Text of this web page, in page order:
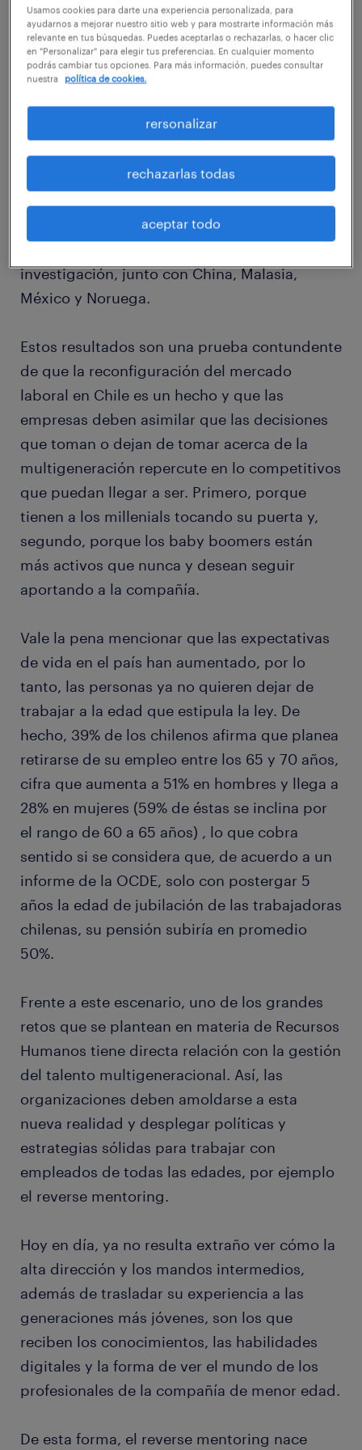
ranking internacional en esta materia,
compartiendo el cetro con naciones como
Holanda, Luxemburgo y Nueva Zelanda.
En línea con lo anterior, un 93% de los
encuestados dice que prefiere trabajar en un
departamento que tenga diversidad en
cuanto a rangos etarios y, aún más, 91% cree
beneficiosa para su compañía, la cifra más
investigación, junto con China, Malasia,
México y Noruega.
Estos resultados son una prueba contundente
de que la reconfiguración del mercado
laboral en Chile es un hecho y que las
empresas deben asimilar que las decisiones
que toman o dejan de tomar acerca de la
multigeneración repercute en lo competitivos
que puedan llegar a ser. Primero, porque
tienen a los millenials tocando su puerta y,
segundo, porque los baby boomers están
más activos que nunca y desean seguir
aportando a la compañía.
Vale la pena mencionar que las expectativas
de vida en el país han aumentado, por lo
tanto, las personas ya no quieren dejar de
trabajar a la edad que estipula la ley. De
hecho, 39% de los chilenos afirma que planea
retirarse de su empleo entre los 65 y 70 años,
cifra que aumenta a 51% en hombres y llega a
28% en mujeres (59% de éstas se inclina por
el rango de 60 a 65 años) , lo que cobra
sentido si se considera que, de acuerdo a un
informe de la OCDE, solo con postergar 5
años la edad de jubilación de las trabajadoras
chilenas, su pensión subiría en promedio
50%.
Frente a este escenario, uno de los grandes
retos que se plantean en materia de Recursos
Humanos tiene directa relación con la gestión
del talento multigeneracional. Así, las
organizaciones deben amoldarse a esta
nueva realidad y desplegar políticas y
estrategias sólidas para trabajar con
empleados de todas las edades, por ejemplo
el reverse mentoring.
Hoy en día, ya no resulta extraño ver cómo la
alta dirección y los mandos intermedios,
además de trasladar su experiencia a las
generaciones más jóvenes, son los que
reciben los conocimientos, las habilidades
digitales y la forma de ver el mundo de los
profesionales de la compañía de menor edad.
De esta forma, el reverse mentoring nace
Usamos cookies para darte una experiencia personalizada, para
ayudarnos a mejorar nuestro sitio web y para mostrarte información más
relevante en tus búsquedas. Puedes aceptarlas o rechazarlas, o hacer clic
en "Personalizar" para elegir tus preferencias. En cualquier momento
podrás cambiar tus opciones. Para más información, puedes consultar
nuestra
política de cookies.
rersonalizar
rechazarlas todas
aceptar todo